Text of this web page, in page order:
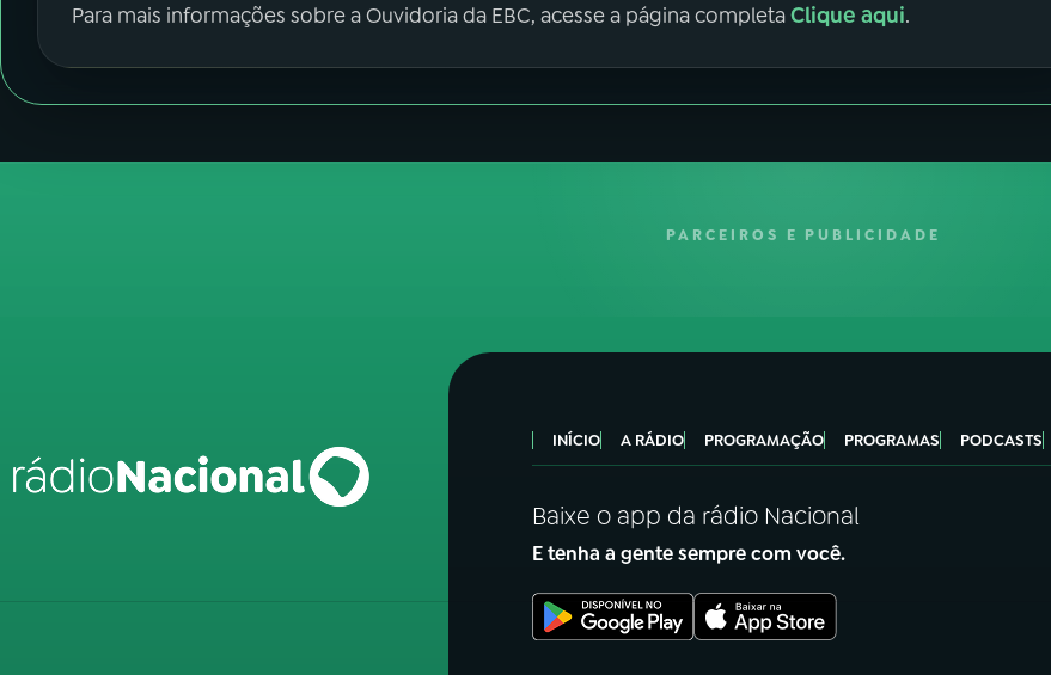
Para mais informações sobre a Ouvidoria da EBC, acesse a página completaClique aqui.
PARCEIROS E PUBLICIDADE
INÍCIO A RÁDIO PROGRAMAÇÃO PROGRAMAS PODCASTS
Baixe o app da rádio Nacional
E tenha a gente sempre com você.